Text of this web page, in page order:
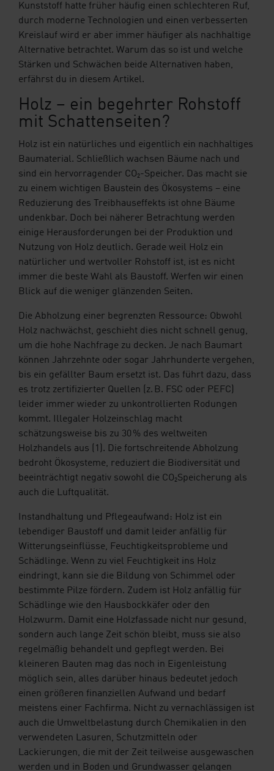
Shop
Kunststoff hatte früher häufig einen schlechteren Ruf,
durch moderne Technologien und einen verbesserten
Kreislauf wird er aber immer häufiger als nachhaltige
Alternative betrachtet. Warum das so ist und welche
Stärken und Schwächen beide Alternativen haben,
erfährst du in diesem Artikel.
Holz – ein begehrter Rohstoff
mit Schattenseiten?
Holz ist ein natürliches und eigentlich ein nachhaltiges
Baumaterial. Schließlich wachsen Bäume nach und
sind ein hervorragender CO₂-Speicher. Das macht sie
zu einem wichtigen Baustein des Ökosystems – eine
Reduzierung des Treibhauseffekts ist ohne Bäume
undenkbar. Doch bei näherer Betrachtung werden
einige Herausforderungen bei der Produktion und
Nutzung von Holz deutlich. Gerade weil Holz ein
natürlicher und wertvoller Rohstoff ist, ist es nicht
immer die beste Wahl als Baustoff. Werfen wir einen
Blick auf die weniger glänzenden Seiten.
Die Abholzung einer begrenzten Ressource: Obwohl
Holz nachwächst, geschieht dies nicht schnell genug,
um die hohe Nachfrage zu decken. Je nach Baumart
können Jahrzehnte oder sogar Jahrhunderte vergehen,
bis ein gefällter Baum ersetzt ist. Das führt dazu, dass
es trotz zertifizierter Quellen (z. B. FSC oder PEFC)
leider immer wieder zu unkontrollierten Rodungen
kommt. Illegaler Holzeinschlag macht
schätzungsweise bis zu 30 % des weltweiten
Holzhandels aus (1). Die fortschreitende Abholzung
bedroht Ökosysteme, reduziert die Biodiversität und
beeinträchtigt negativ sowohl die CO₂Speicherung als
auch die Luftqualität.
Instandhaltung und Pflegeaufwand: Holz ist ein
lebendiger Baustoff und damit leider anfällig für
Witterungseinflüsse, Feuchtigkeitsprobleme und
Schädlinge. Wenn zu viel Feuchtigkeit ins Holz
eindringt, kann sie die Bildung von Schimmel oder
bestimmte Pilze fördern. Zudem ist Holz anfällig für
Schädlinge wie den Hausbockkäfer oder den
Holzwurm. Damit eine Holzfassade nicht nur gesund,
sondern auch lange Zeit schön bleibt, muss sie also
regelmäßig behandelt und gepflegt werden. Bei
kleineren Bauten mag das noch in Eigenleistung
möglich sein, alles darüber hinaus bedeutet jedoch
einen größeren finanziellen Aufwand und bedarf
meistens einer Fachfirma. Nicht zu vernachlässigen ist
auch die Umweltbelastung durch Chemikalien in den
verwendeten Lasuren, Schutzmitteln oder
Lackierungen, die mit der Zeit teilweise ausgewaschen
werden und in Boden und Grundwasser gelangen